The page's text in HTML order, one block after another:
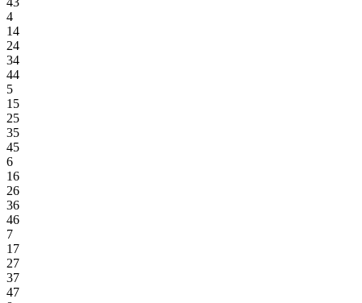
4
14
24
34
44
5
15
25
35
45
6
16
26
36
46
7
17
27
37
47